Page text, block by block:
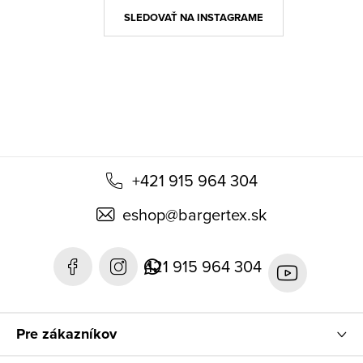
+421 915 964 304
eshop@bargertex.sk
421 915 964 304
SLEDOVAŤ NA INSTAGRAME
Pre zákazníkov